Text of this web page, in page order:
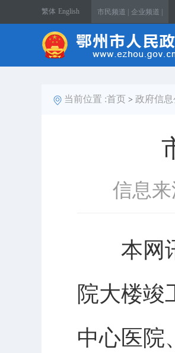
繁体 English 市民频道 | 企业频道 |
当前位置 :首页 > 政府信息
信息
本网讯
院大楼竣
中心医院